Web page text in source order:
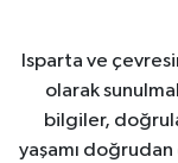
Isparta ve
olarak
bilgiler,
yaşamı